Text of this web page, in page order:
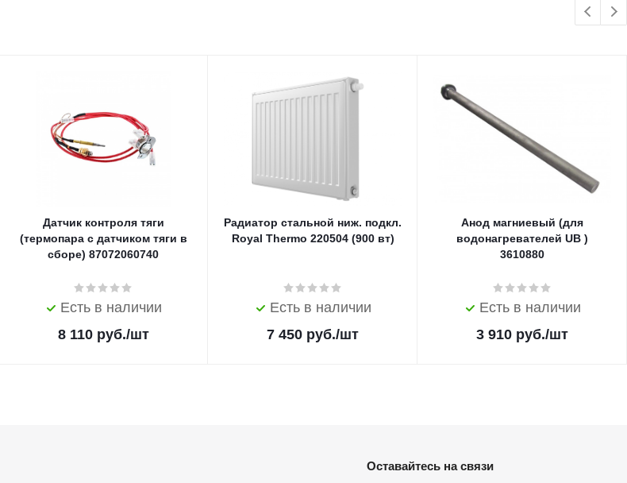
Датчик контроля тяги
(термопара с датчиком тяги в
сборе) 87072060740
Есть в наличии
8 110руб./шт
Радиатор стальной ниж. подкл.
Royal Thermo 220504 (900 вт)
Есть в наличии
7 450 руб./шт
Анод магниевый (для
водонагревателей UB )
3610880
Есть в наличии
3 910 руб./шт
Оставайтесь на связи